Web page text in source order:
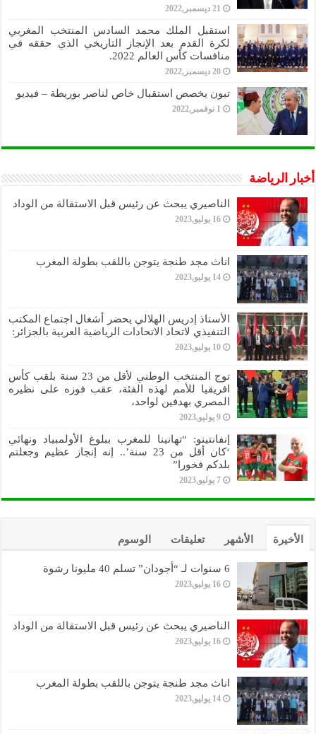
21 ديسمبر,2022
استقبل الملك محمد السادس المنتخب المغربي
لكرة القدم بعد الإنجاز التاريخي الذي حققه في
منافسات كأس العالم 2022.
20 ديسمبر,2022
تبون يخصص استقبال خاص لناصر بوريطة – فيديو
1 نوفمبر,2022
أخبار الرياضة
الناصيري يبحث عن رئيس قبل الاستقالة من الوداد
16 يوليو,2023
اناث مجد طنجة يتوجن باللقب بطولة المغرب
14 يوليو,2023
الأستاذ إدريس الهلالي يحضر أشغال اجتماع المكتب
التنفيذي لاتحاد الاتحادات الرياضية العربية بالجزائر:
10 يوليو,2023
توج المنتخب الوطني لأقل من 23 سنة بلقب كأس
افريقيا للأمم لهذه الفئة، عقب فوزه على نظيره
المصري بهدفين لواحد،
9 يوليو,2023
إنفانتينو: “تهانينا للمغرب ببلوغ الأولمبياد ونهائي
‘كان أقل من 23 سنة’.. إنه إنجاز عظيم وجعلتم
بلدكم فخورا”
7 يوليو,2023
الأخيرة الأشهر تعليقات الوسوم
6 سنوات لـ “أجودان” تسلم 40 مليونا رشوة
16 يوليو,2023
الناصيري يبحث عن رئيس قبل الاستقالة من الوداد
16 يوليو,2023
اناث مجد طنجة يتوجن باللقب بطولة المغرب
14 يوليو,2023